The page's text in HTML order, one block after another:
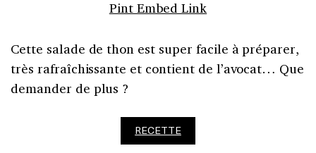
Pint Embed Link
Cette salade de thon est super facile à préparer,
très rafraîchissante et contient de l’avocat… Que
demander de plus ?
RECETTE